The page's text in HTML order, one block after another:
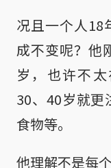
况且一个人18
成不变呢？他
岁，也许不
30、40岁就更
食物等。
他理解不是每